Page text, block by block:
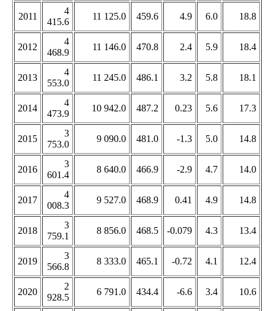
2011
4
415.6
11 125.0 459.6 4.9 6.0 18.8
2012
4
468.9
11 146.0 470.8 2.4 5.9 18.4
2013
4
553.0
11 245.0 486.1 3.2 5.8 18.1
2014
4
473.9
10 942.0 487.2 0.23 5.6 17.3
2015
3
753.0
9 090.0 481.0 -1.3 5.0 14.8
2016
3
601.4
8 640.0 466.9 -2.9 4.7 14.0
2017
4
008.3
9 527.0 468.9 0.41 4.9 14.8
2018
3
759.1
8 856.0 468.5 -0.079 4.3 13.4
2019
3
566.8
8 333.0 465.1 -0.72 4.1 12.4
2020
2
928.5
6 791.0 434.4 -6.6 3.4 10.6